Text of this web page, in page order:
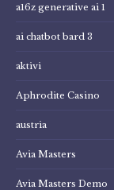
a16z generative ai 1
ai chatbot bard 3
aktivi
Aphrodite Casino
austria
Avia Masters
Avia Masters Demo